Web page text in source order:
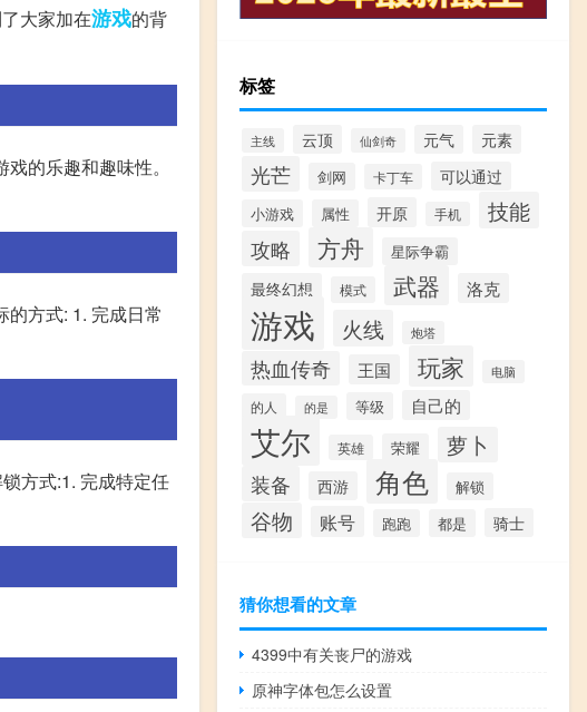
大家加在游戏的背
的乐趣和趣味性。
方式: 1. 完成日常
方式:1. 完成特定任
标签
主线 云顶 仙剑奇 元气 元素
光芒 剑网 卡丁车 可以通过
小游戏 属性 开原 手机 技能
攻略 方舟 星际争霸
最终幻想 模式 武器 洛克
游戏 火线 炮塔
热血传奇 王国 玩家 电脑
的人 的是 等级 自己的
艾尔 英雄 荣耀
萝卜
装备
西游 角色 解锁
谷物 账号 跑跑 都是 骑士
猜你想看的文章
4399中有关丧尸的游戏
原神字体包怎么设置